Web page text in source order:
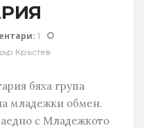
1
Кръстев
бяха група
младежки обмен.
с Младежкото